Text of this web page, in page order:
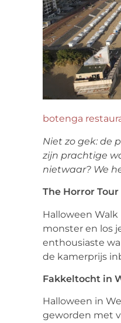
botenga
Niet zo gek: de
zijn prachtige
nietwaar? We
The Horror
Halloween
monster en los
enthousiaste
de kamerprijs
Fakkeltocht in
Halloween in
geworden met